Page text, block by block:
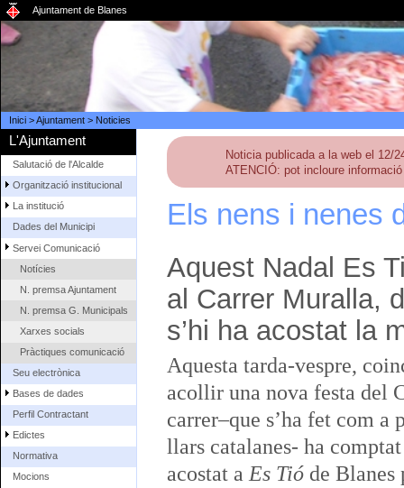
Ajuntament de Blanes
Inici>Ajuntament> Noticies
L'Ajuntament
Salutació de l'Alcalde
Organització institucional
La institució
Dades del Municipi
Servei Comunicació
Notícies
N. premsa Ajuntament
N. premsa G. Municipals
Xarxes socials
Pràctiques comunicació
Seu electrònica
Bases de dades
Perfil Contractant
Edictes
Normativa
Mocions
Noticia publicada a la web el 12/
ATENCIÓ: pot incloure
Els nens i nenes
Aquest Nadal Es
al Carrer Muralla,
s’hi ha acostat la
Aquesta tarda-vespre,
acollir una nova festa del
carrer–que s’ha fet com a
llars catalanes- ha
acostat aEs Tió de Blanes